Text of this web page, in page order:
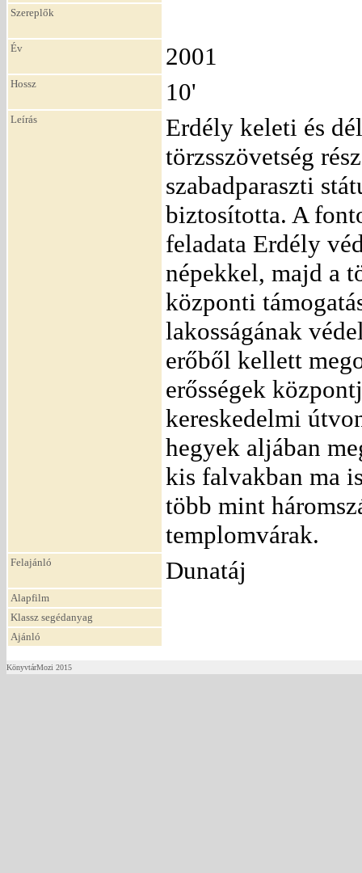
Szereplők
Év 2001
Hossz 10'
Leírás
Erdély keleti és
törzsszövetség
szabadparaszti
biztosította. A
feladata Erdély
népekkel, majd a
központi
lakosságának
erőből kellett
erősségek
kereskedelmi
hegyek aljában
kis falvakban ma
több mint
templomvárak.
Felajánló Dunatáj
Alapfilm
Klassz segédanyag
Ajánló
KönyvtárMozi 2015